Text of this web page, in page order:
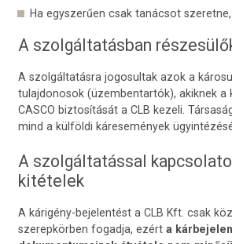
Ha egyszerűen csak tanácsot szeretne,
A szolgáltatásban
A szolgáltatásra jogosultak azok a
tulajdonosok (üzembentartók), akiknek a
CASCO biztosítását a CLB kezeli.
mind a külföldi káresemények
A szolgáltatással
kitételek
A kárigény-bejelentést a CLB Kft. csak
szerepkörben fogadja, ezért a